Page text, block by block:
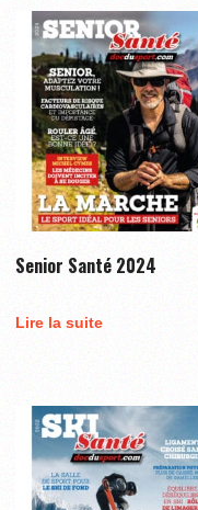
Senior Santé 2024
Lire la suite